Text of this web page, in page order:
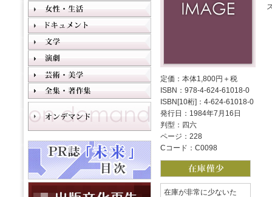
定価：本体1,800円＋税
ISBN：978-4-624-61018-0
ISBN[10桁]：4-624-61018-0
発行日：1984年7月16日
判型：四六
ページ：228
Cコード：C0098
在庫が非常に少ないた